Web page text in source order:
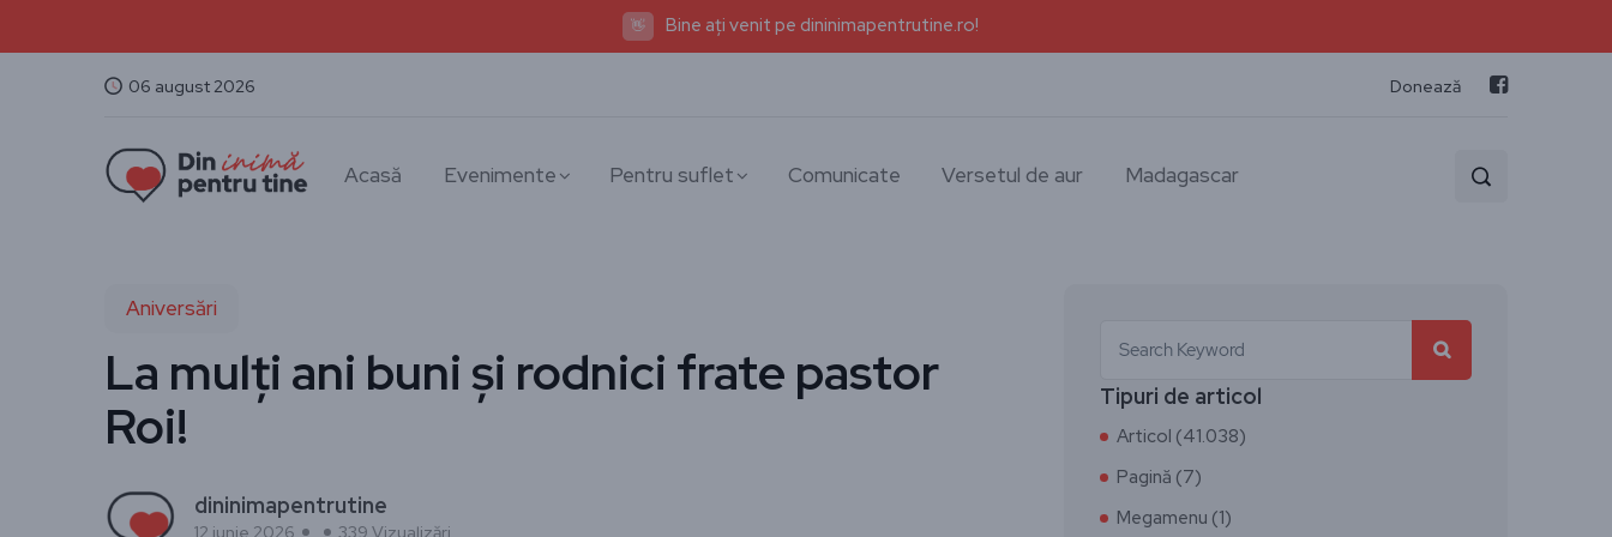
👋 Bine ați venit pe dininimapentrutine.ro!
06 august 2026 Donează
Acasă Evenimente Pentru suflet Comunicate Versetul de aur Madagascar
Aniversări
La mulți ani buni și rodnici frate pastor
Roi!
dininimapentrutine
12 iunie 2026 339 Vizualizări
Tipuri de articol
Articol (41.038)
Pagină (7)
Megamenu (1)